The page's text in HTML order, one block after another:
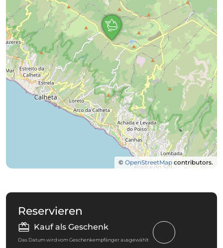
© OpenStreetMap contributors.
Reservieren
Kauf als Geschenk
Das Datum wird vom Geschenkempfänger ausgewählt